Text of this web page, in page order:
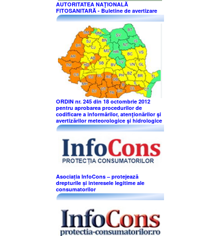
AUTORITATEA NAŢIONALĂ
FITOSANITARĂ - Buletine de avertizare
ORDIN nr. 245 din 18 octombrie 2012
pentru aprobarea procedurilor de
codificare a informărilor, atenţionărilor şi
avertizărilor meteorologice şi hidrologice
Asociația InfoCons – protejează
drepturile și interesele legitime ale
consumatorilor